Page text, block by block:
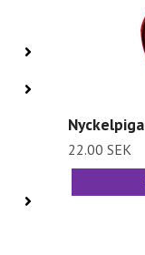
Nyckelpiga
22.00 SEK